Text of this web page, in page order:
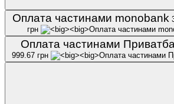
Оплата частинами monobank
грн
Оплата частинами
999.67 грн